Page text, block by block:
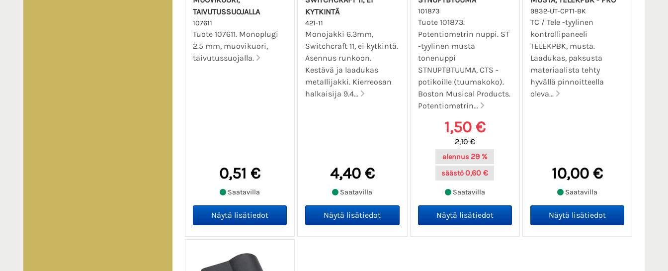
TAIVUTUSSUOJALLA
107611
Tuote 107611. Monoplugi
2.5 mm, muovikuori,
taivutussuojalla.
0,51 €
Saatavilla
KYTKINTÄ
421-11
Monojakki 6.3mm,
Switchcraft 11, ei kytkintä.
Asennus runkoon.
Kestävä ja laadukas
metallijakki. Kierreosan
halkaisija 9.4...
4,40 €
Saatavilla
101873
Tuote 101873.
Potentiometrin nuppi. ST
-tyylinen musta
tonenuppi
STNUPTBTUUMA, CTS -
potikoille (tuumakoko).
Boston Musical Products.
Potentiometrin...
1,50 €
2,10 €
alennus 29 %
säästö0,60 €
Saatavilla
9832-UT-CPT1-BK
TC / Tele -tyylinen
kontrollipaneeli
TELEKPBK, musta.
Laadukas, paksusta
materiaalista tehty
hyvällä pinnoitteella
oleva...
10,00 €
Saatavilla